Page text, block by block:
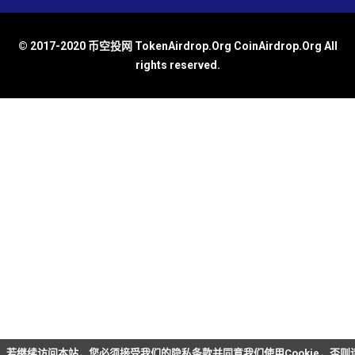
© 2017-2020 币空投网 TokenAirdrop.Org CoinAirdrop.Org All
rights reserved.